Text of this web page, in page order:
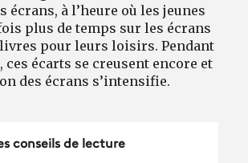
écrans, à l’heure où les jeunes
plus de temps sur les écrans
livres pour leurs loisirs. Pendant
ces écarts se creusent encore et
des écrans s’intensifie.
conseils de lecture